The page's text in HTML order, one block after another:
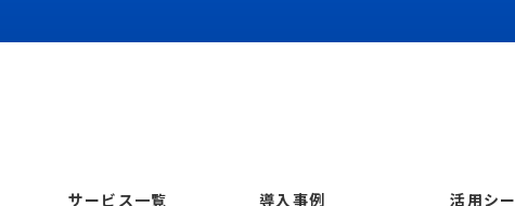
サービス一覧 導入事例 活用シ